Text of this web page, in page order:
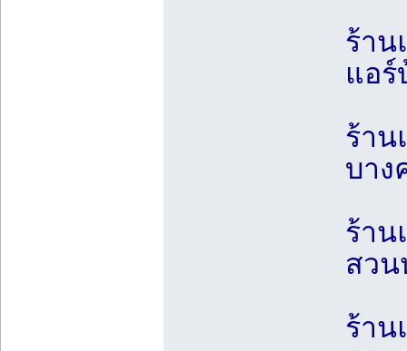
ร้าน
แอร์
ร้าน
บาง
ร้าน
สวน
ร้าน